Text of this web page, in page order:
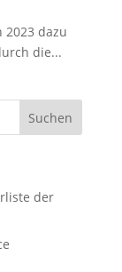
dazu
die...
der